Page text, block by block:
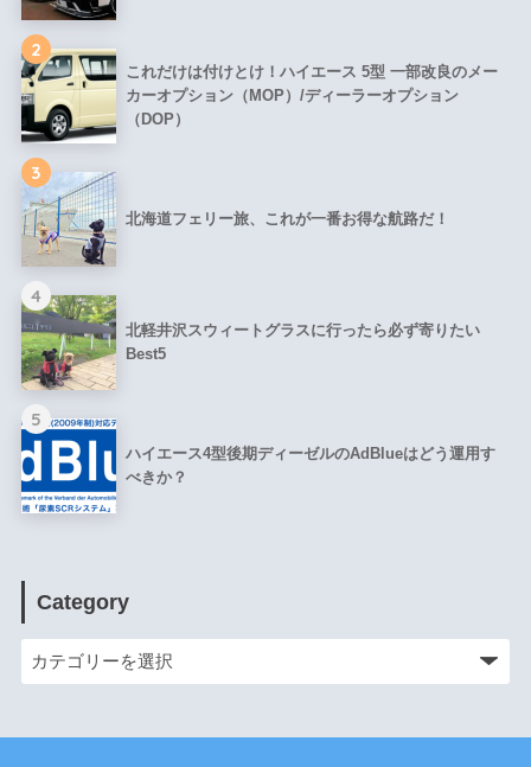
2
これだけは付けとけ！ハイエース 5型 一部改良のメー
カーオプション（MOP）/ディーラーオプション
（DOP）
3
北海道フェリー旅、これが一番お得な航路だ！
4
北軽井沢スウィートグラスに行ったら必ず寄りたい
Best5
5
ハイエース4型後期ディーゼルのAdBlueはどう運用す
べきか？
Category